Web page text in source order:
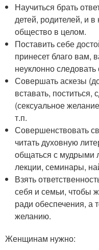
Научиться брать
детей, родителей, и
общество в целом.
Поставить себе
принесет благо вам,
неуклонно
Совершать аскезы
вставать,
(сексуальное
т.п.
Совершенствовать
читать духовную
общаться с мудрыми
лекции, семинары,
Взять
себя и семьи, чтобы
ради обеспечения, а
желанию.
Женщинам нужно: